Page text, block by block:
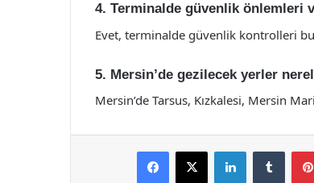
4. Terminalde güvenlik önlemleri
Evet, terminalde güvenlik kontrolleri
5. Mersin’de gezilecek yerler
Mersin’de Tarsus, Kızkalesi, Mersin
Facebook
X LinkedIn